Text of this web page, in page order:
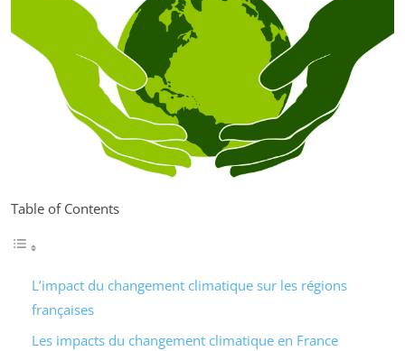
Table of Contents
L’impact du changement climatique sur les régions
françaises
Les impacts du changement climatique en France